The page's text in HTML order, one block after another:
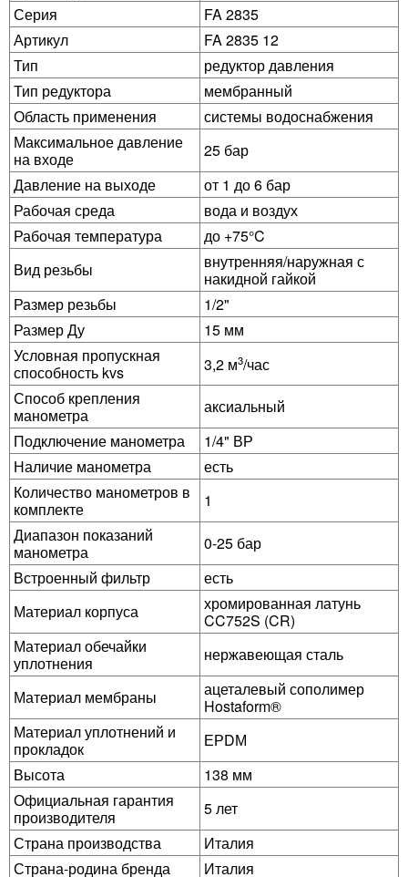
Серия
FA 2835
Артикул
FA 2835 12
Тип
редуктор давления
Тип редуктора
мембранный
Область применения
системы водоснабжения
Максимальное давление
на входе
25 бар
Давление на выходе
от 1 до 6 бар
Рабочая среда
вода и воздух
Рабочая температура
до +75°C
Вид резьбы
внутренняя/наружная с
накидной гайкой
Размер резьбы
1/2"
Размер Ду
15 мм
Условная пропускная
способность kvs
3,2 м3/час
Способ крепления
манометра
аксиальный
Подключение манометра
1/4" ВР
Наличие манометра
есть
Количество манометров в
комплекте
1
Диапазон показаний
манометра
0-25 бар
Встроенный фильтр
есть
Материал корпуса
хромированная латунь
CC752S (CR)
Материал обечайки
уплотнения
нержавеющая сталь
Материал мембраны
ацеталевый сополимер
Hostaform®
Материал уплотнений и
прокладок
ЕРDМ
Высота
138 мм
Официальная гарантия
производителя
5 лет
Страна производства
Италия
Страна-родина бренда
Италия